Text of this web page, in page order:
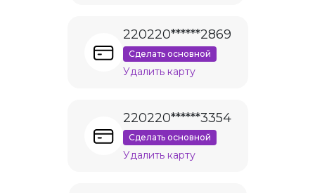
220220******2869
Сделать основной
Удалить карту
220220******3354
Сделать основной
Удалить карту